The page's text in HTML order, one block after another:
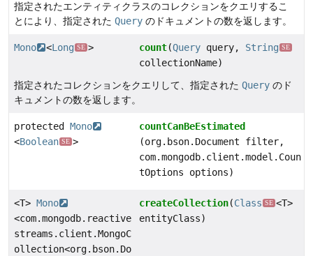
指定されたエンティティクラスのコレクションをクエリするこ
とにより、指定された Query のドキュメントの数を返します。
Mono <Long SE > count(Query query, String SE
collectionName)
指定されたコレクションをクエリして、指定された Query のド
キュメントの数を返します。
protected Mono
<Boolean SE >
countCanBeEstimated
(org.bson.Document filter,
com.mongodb.client.model.Coun
tOptions options)
<T> Mono
<com.mongodb.reactive
streams.client.MongoC
ollection<org.bson.Do
createCollection(Class SE <T>
entityClass)